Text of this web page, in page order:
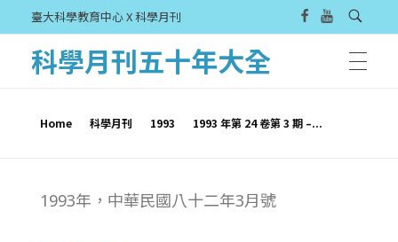
臺大科學教育中心 X 科學月刊
科學月刊五十年大全
Home 科學月刊 1993 1993 年第 24 卷第 3 期 –...
1
1993年，中華民國八十二年3月號